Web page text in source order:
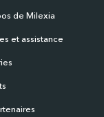
de Milexia
et assistance